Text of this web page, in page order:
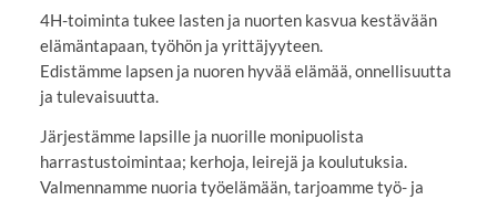
4H-toiminta tukee lasten ja nuorten kasvua kestävään
elämäntapaan, työhön ja yrittäjyyteen.
Edistämme lapsen ja nuoren hyvää elämää, onnellisuutta
ja tulevaisuutta.
Järjestämme lapsille ja nuorille monipuolista
harrastustoimintaa; kerhoja, leirejä ja koulutuksia.
Valmennamme nuoria työelämään, tarjoamme työ- ja